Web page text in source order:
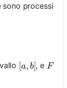
sono processi
[a, b]
[a, b], e F
F